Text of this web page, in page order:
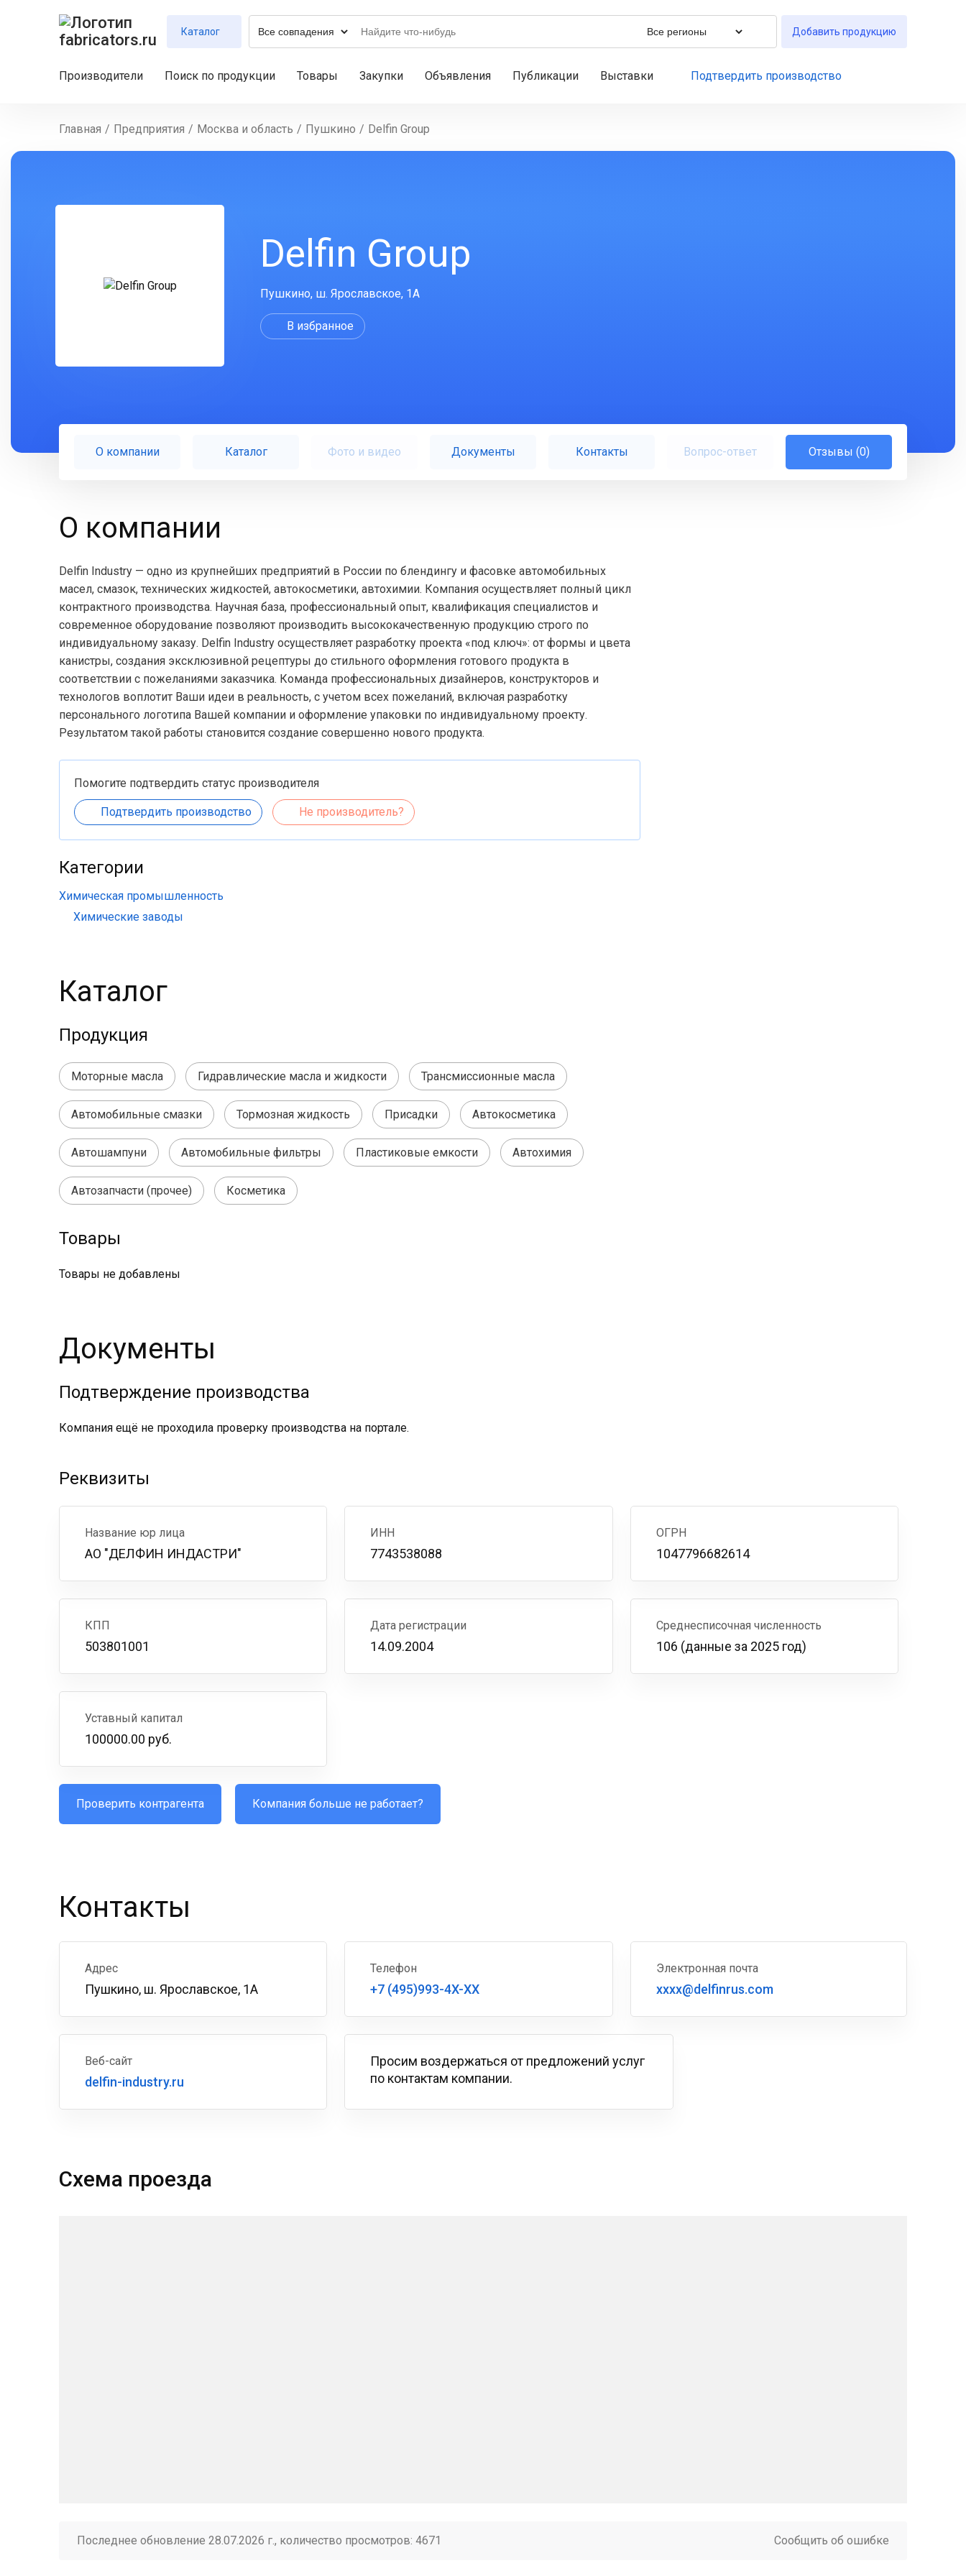
Каталог Добавить продукцию
Производители Поиск по продукции Товары Закупки Объявления Публикации Выставки Подтвердить производство
Главная / Предприятия / Москва и область / Пушкино / Delfin Group
Delfin Group
Пушкино, ш. Ярославское, 1А
В избранное
О компании Каталог Фото и видео Документы Контакты Вопрос-ответ Отзывы (0)
О компании
Delfin Industry — одно из крупнейших предприятий в России по блендингу и фасовке автомобильных
масел, смазок, технических жидкостей, автокосметики, автохимии. Компания осуществляет полный цикл
контрактного производства. Научная база, профессиональный опыт, квалификация специалистов и
современное оборудование позволяют производить высококачественную продукцию строго по
индивидуальному заказу. Delfin Industry осуществляет разработку проекта «под ключ»: от формы и цвета
канистры, создания эксклюзивной рецептуры до стильного оформления готового продукта в
соответствии с пожеланиями заказчика. Команда профессиональных дизайнеров, конструкторов и
технологов воплотит Ваши идеи в реальность, с учетом всех пожеланий, включая разработку
персонального логотипа Вашей компании и оформление упаковки по индивидуальному проекту.
Результатом такой работы становится создание совершенно нового продукта.
Помогите подтвердить статус производителя
Подтвердить производство Не производитель?
Категории
Химическая промышленность
Химические заводы
Каталог
Продукция
Моторные масла Гидравлические масла и жидкости Трансмиссионные масла
Автомобильные смазки Тормозная жидкость Присадки Автокосметика
Автошампуни Автомобильные фильтры Пластиковые емкости Автохимия
Автозапчасти (прочее) Косметика
Товары
Товары не добавлены
Документы
Подтверждение производства
Компания ещё не проходила проверку производства на портале.
Реквизиты
Название юр лица
АО "ДЕЛФИН ИНДАСТРИ"
ИНН
7743538088
ОГРН
1047796682614
КПП
503801001
Дата регистрации
14.09.2004
Среднесписочная численность
106 (данные за 2025 год)
Уставный капитал
100000.00 руб.
Проверить контрагента Компания больше не работает?
Контакты
Адрес
Пушкино, ш. Ярославское, 1А
Телефон
+7 (495)993-4X-XX
Электронная почта
xxxx@delfinrus.com
Веб-сайт
delfin-industry.ru
Просим воздержаться от предложений услуг
по контактам компании.
Схема проезда
Последнее обновление 28.07.2026 г., количество просмотров: 4671 Сообщить об ошибке